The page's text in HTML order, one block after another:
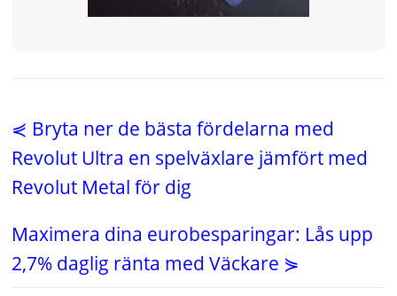
⋞ Bryta ner de bästa fördelarna med
Revolut Ultra en spelväxlare jämfört med
Revolut Metal för dig
Maximera dina eurobesparingar: Lås upp
2,7% daglig ränta med Väckare ⋟